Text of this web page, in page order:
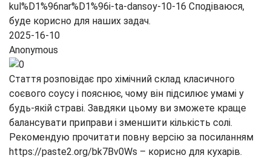
kul%D1%96nar%D1%96i-ta-dansoy-10-16 Сподіваюся,
буде корисно для наших задач.
2025-16-10
Anonymous
Стаття розповідає про хімічний склад класичного
соєвого соусу і пояснює, чому він підсилює умамі у
будь‑якій страві. Завдяки цьому ви зможете краще
балансувати приправи і зменшити кількість солі.
Рекомендую прочитати повну версію за посиланням
https://paste2.org/bk7Bv0Ws – корисно для кухарів.